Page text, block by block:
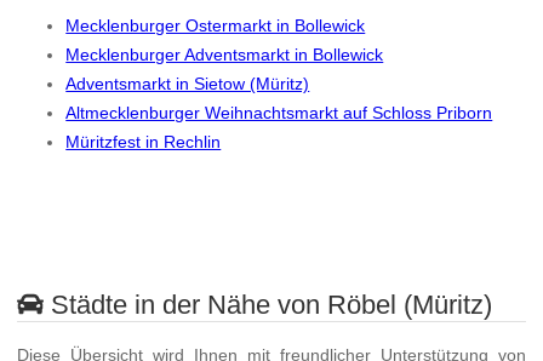
Mecklenburger Ostermarkt in Bollewick
Mecklenburger Adventsmarkt in Bollewick
Adventsmarkt in Sietow (Müritz)
Altmecklenburger Weihnachtsmarkt auf Schloss Priborn
Müritzfest in Rechlin
Städte in der Nähe von Röbel (Müritz)
Diese Übersicht wird Ihnen mit freundlicher Unterstützung von